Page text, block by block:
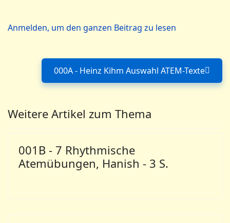
Anmelden, um den ganzen Beitrag zu lesen
Nächster Beitrag: 000A -
000A - Heinz Kihm Auswahl ATEM-Texte
Weitere Artikel zum Thema
001B - 7 Rhythmische
Atemübungen, Hanish - 3 S.